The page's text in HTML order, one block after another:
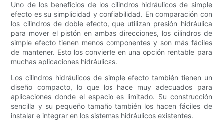
Uno de los beneficios de los cilindros hidráulicos de simple
efecto es su simplicidad y confiabilidad. En comparación con
los cilindros de doble efecto, que utilizan presión hidráulica
para mover el pistón en ambas direcciones, los cilindros de
simple efecto tienen menos componentes y son más fáciles
de mantener. Esto los convierte en una opción rentable para
muchas aplicaciones hidráulicas.
Los cilindros hidráulicos de simple efecto también tienen un
diseño compacto, lo que los hace muy adecuados para
aplicaciones donde el espacio es limitado. Su construcción
sencilla y su pequeño tamaño también los hacen fáciles de
instalar e integrar en los sistemas hidráulicos existentes.